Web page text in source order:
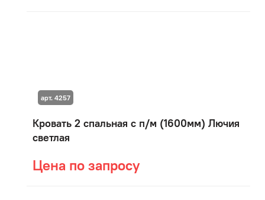
Кровать 2 спальная с п/м (1600мм) Лючия
светлая
Цена по запросу
арт. 4257